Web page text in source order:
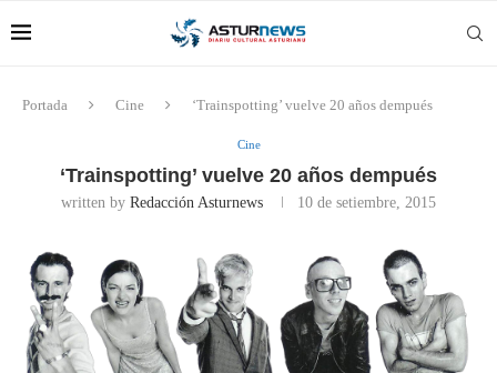
Portada Cine ‘Trainspotting’ vuelve 20 años dempués
Cine
‘Trainspotting’ vuelve 20 años dempués
written by Redacción Asturnews 10 de setiembre, 2015